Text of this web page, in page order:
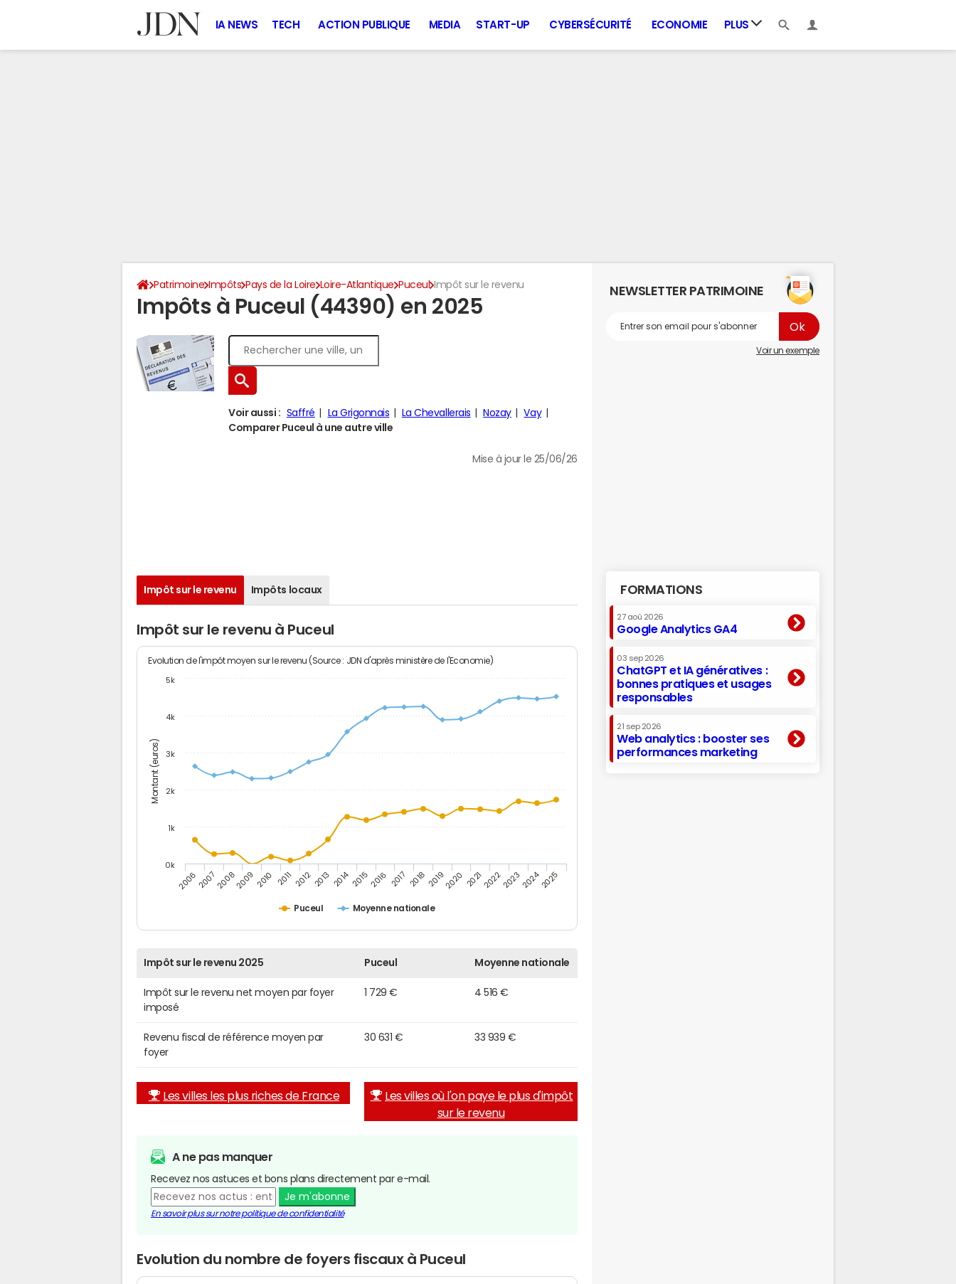
IA NEWS TECH ACTION PUBLIQUE MEDIA START-UP CYBERSÉCURITÉ ECONOMIE PLUS
Patrimoine Impôts Pays de la Loire Loire-Atlantique Puceul Impôt sur le revenu
Impôts à Puceul (44390) en 2025
Voir aussi : Saffré La Grigonnais La Chevallerais Nozay
Vay
Comparer Puceul à une autre ville
Mise à jour le 25/06/26
Impôt sur le revenu Impôts locaux
Impôt sur le revenu à Puceul
Montant (euros)
Evolution de l'impôt moyen sur le revenu (Source : JDN d'après ministère de l'Economie)
Puceul Moyenne nationale
20062007200820092010 2011 20122013 201420152016 2017 201820192020 20212022202320242025
0k
1k
2k
3k
4k
5k
Impôt sur le revenu 2025 Puceul Moyenne nationale
Impôt sur le revenu net moyen par foyer
imposé
1 729 € 4 516 €
Revenu fiscal de référence moyen par
foyer
30 631 € 33 939 €
Les villes les plus riches de France
Les villes où l'on paye le plus d'impôt
sur le revenu
A ne pas manquer
Recevez nos astuces et bons plans directement par e-mail.
Je m'abonne
En savoir plus sur notre politique de confidentialité
Evolution du nombre de foyers fiscaux à Puceul
NEWSLETTER PATRIMOINE
Voir un exemple
FORMATIONS
27 aoû 2026
Google Analytics GA4
03 sep 2026
ChatGPT et IA génératives :
bonnes pratiques et usages
responsables
21 sep 2026
Web analytics : booster ses
performances marketing